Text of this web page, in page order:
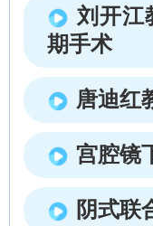
刘开江
期手术
唐迪红
宫腔镜
阴式联